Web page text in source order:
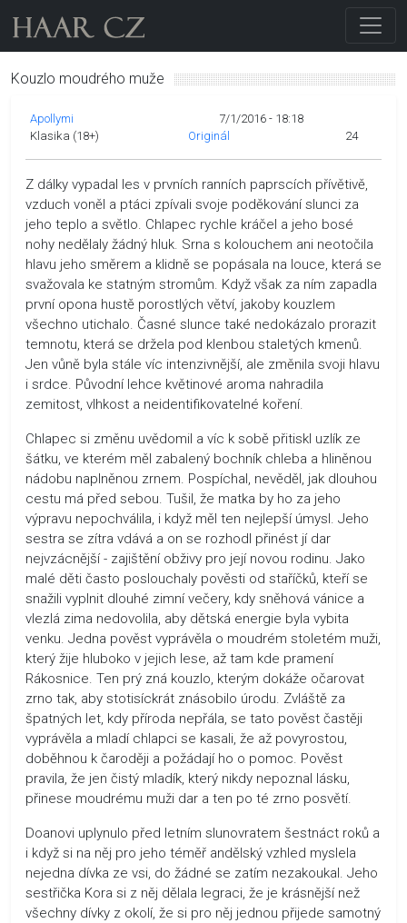
Kouzlo moudrého muže
Apollymi
7/1/2016 - 18:18
Klasika (18+)
Originál 24
Z dálky vypadal les v prvních ranních paprscích přívětivě,
vzduch voněl a ptáci zpívali svoje poděkování slunci za
jeho teplo a světlo. Chlapec rychle kráčel a jeho bosé
nohy nedělaly žádný hluk. Srna s kolouchem ani neotočila
hlavu jeho směrem a klidně se popásala na louce, která se
svažovala ke statným stromům. Když však za ním zapadla
první opona hustě porostlých větví, jakoby kouzlem
všechno utichalo. Časné slunce také nedokázalo prorazit
temnotu, která se držela pod klenbou staletých kmenů.
Jen vůně byla stále víc intenzivnější, ale změnila svoji hlavu
i srdce. Původní lehce květinové aroma nahradila
zemitost, vlhkost a neidentifikovatelné koření.
Chlapec si změnu uvědomil a víc k sobě přitiskl uzlík ze
šátku, ve kterém měl zabalený bochník chleba a hliněnou
nádobu naplněnou zrnem. Pospíchal, nevěděl, jak dlouhou
cestu má před sebou. Tušil, že matka by ho za jeho
výpravu nepochválila, i když měl ten nejlepší úmysl. Jeho
sestra se zítra vdává a on se rozhodl přinést jí dar
nejvzácnější - zajištění obživy pro její novou rodinu. Jako
malé děti často poslouchaly pověsti od staříčků, kteří se
snažili vyplnit dlouhé zimní večery, kdy sněhová vánice a
vlezlá zima nedovolila, aby dětská energie byla vybita
venku. Jedna pověst vyprávěla o moudrém stoletém muži,
který žije hluboko v jejich lese, až tam kde pramení
Rákosnice. Ten prý zná kouzlo, kterým dokáže očarovat
zrno tak, aby stotisíckrát znásobilo úrodu. Zvláště za
špatných let, kdy příroda nepřála, se tato pověst častěji
vyprávěla a mladí chlapci se kasali, že až povyrostou,
doběhnou k čaroději a požádají ho o pomoc. Pověst
pravila, že jen čistý mladík, který nikdy nepoznal lásku,
přinese moudrému muži dar a ten po té zrno posvětí.
Doanovi uplynulo před letním slunovratem šestnáct roků a
i když si na něj pro jeho téměř andělský vzhled myslela
nejedna dívka ze vsi, do žádné se zatím nezakoukal. Jeho
sestřička Kora si z něj dělala legraci, že je krásnější než
všechny dívky z okolí, že si pro něj jednou přijede samotný